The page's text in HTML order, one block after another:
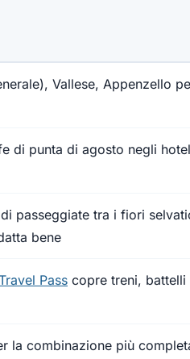
Vallese, Appenzello
di punta di agosto negli
passeggiate tra i fiori
bene
Pass copre treni, battelli
la combinazione più